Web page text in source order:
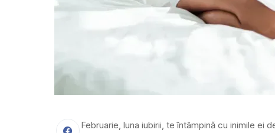
Februarie, luna iubirii, te întâmpină cu inimile ei